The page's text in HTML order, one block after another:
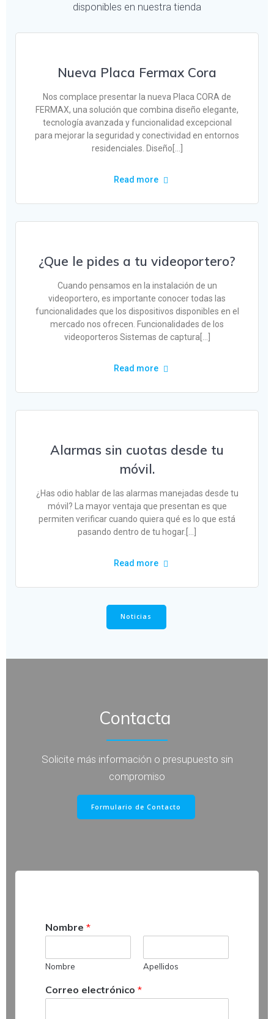
disponibles en nuestra tienda
Nueva Placa Fermax Cora
Nos complace presentar la nueva Placa CORA de
FERMAX, una solución que combina diseño elegante,
tecnología avanzada y funcionalidad excepcional
para mejorar la seguridad y conectividad en entornos
residenciales. Diseño[…]
Read more
¿Que le pides a tu videoportero?
Cuando pensamos en la instalación de un
videoportero, es importante conocer todas las
funcionalidades que los dispositivos disponibles en el
mercado nos ofrecen. Funcionalidades de los
videoporteros Sistemas de captura[…]
Read more
Alarmas sin cuotas desde tu
móvil.
¿Has odio hablar de las alarmas manejadas desde tu
móvil? La mayor ventaja que presentan es que
permiten verificar cuando quiera qué es lo que está
pasando dentro de tu hogar.[…]
Read more
Noticias
Contacta
Solicite más información o presupuesto sin
compromiso
Formulario de Contacto
Nombre *
Nombre Apellidos
Correo electrónico *